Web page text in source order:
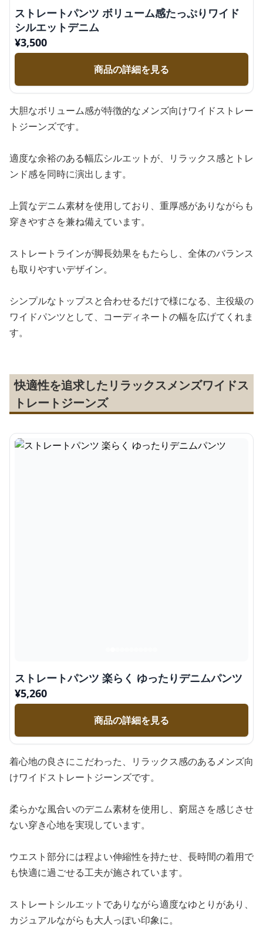
ストレートパンツ ボリューム感たっぷりワイド
シルエットデニム
¥3,500
商品の詳細を見る
大胆なボリューム感が特徴的なメンズ向けワイドストレー
トジーンズです。
適度な余裕のある幅広シルエットが、リラックス感とトレ
ンド感を同時に演出します。
上質なデニム素材を使用しており、重厚感がありながらも
穿きやすさを兼ね備えています。
ストレートラインが脚長効果をもたらし、全体のバランス
も取りやすいデザイン。
シンプルなトップスと合わせるだけで様になる、主役級の
ワイドパンツとして、コーディネートの幅を広げてくれま
す。
快適性を追求したリラックスメンズワイドス
トレートジーンズ
ストレートパンツ 楽らく ゆったりデニムパンツ
¥5,260
商品の詳細を見る
着心地の良さにこだわった、リラックス感のあるメンズ向
けワイドストレートジーンズです。
柔らかな風合いのデニム素材を使用し、窮屈さを感じさせ
ない穿き心地を実現しています。
ウエスト部分には程よい伸縮性を持たせ、長時間の着用で
も快適に過ごせる工夫が施されています。
ストレートシルエットでありながら適度なゆとりがあり、
カジュアルながらも大人っぽい印象に。